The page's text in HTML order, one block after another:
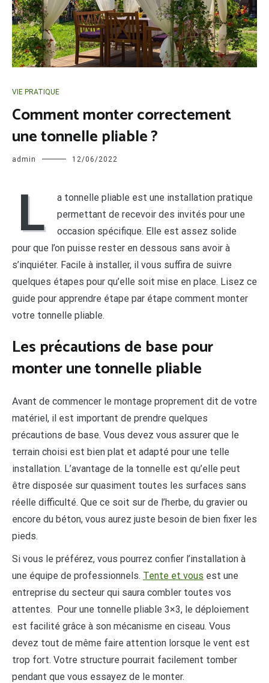
VIE PRATIQUE
Comment monter correctement
une tonnelle pliable ?
admin 12/06/2022
L
a tonnelle pliable est une installation pratique
permettant de recevoir des invités pour une
occasion spécifique. Elle est assez solide
pour que l’on puisse rester en dessous sans avoir à
s’inquiéter. Facile à installer, il vous suffira de suivre
quelques étapes pour qu’elle soit mise en place. Lisez ce
guide pour apprendre étape par étape comment monter
votre tonnelle pliable.
Les précautions de base pour
monter une tonnelle pliable
Avant de commencer le montage proprement dit de votre
matériel, il est important de prendre quelques
précautions de base. Vous devez vous assurer que le
terrain choisi est bien plat et adapté pour une telle
installation. L’avantage de la tonnelle est qu’elle peut
être disposée sur quasiment toutes les surfaces sans
réelle difficulté. Que ce soit sur de l’herbe, du gravier ou
encore du béton, vous aurez juste besoin de bien fixer les
pieds.
Si vous le préférez, vous pourrez confier l’installation à
une équipe de professionnels. Tente et vous est une
entreprise du secteur qui saura combler toutes vos
attentes. Pour une tonnelle pliable 3×3, le déploiement
est facilité grâce à son mécanisme en ciseau. Vous
devez tout de même faire attention lorsque le vent est
trop fort. Votre structure pourrait facilement tomber
pendant que vous essayez de le monter.